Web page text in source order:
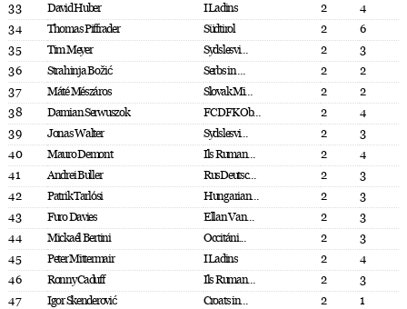
33
David Huber I Ladins 2
4
34
Thomas Piffrader Südtirol 2
6
35
Tim Meyer Sydslesvi... 2
3
36
Strahinja Božić Serbs in ... 2
2
37
Máté Mészáros Slovak Mi... 2
2
38
Damian Serwuszok FC DFK Ob... 2
4
39
Jonas Walter Sydslesvi... 2
3
40
Mauro Demont Ils Ruman... 2
4
41
Andrei Buller RusDeutsc... 2
3
42
Patrik Tarlósi Hungarian... 2
3
43
Furo Davies Ellan Van... 2
3
44
Mickaél Bertini Occitáni... 2
3
45
Peter Mittermair I Ladins 2
4
46
Ronny Caduff Ils Ruman... 2
3
47
Igor Skenderović Croats in... 2
1